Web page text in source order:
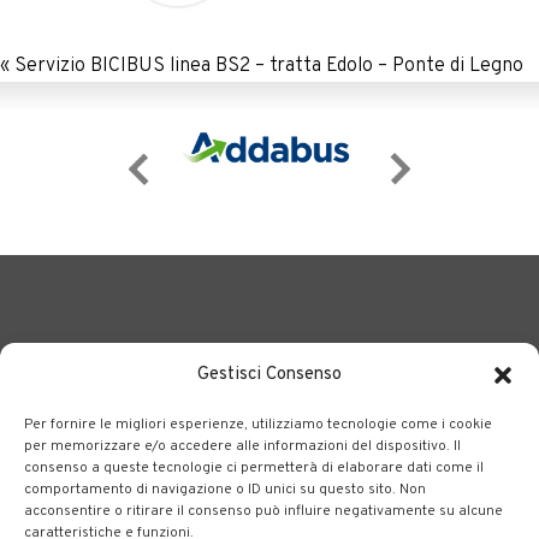
Gestisci Consenso
Per fornire le migliori esperienze, utilizziamo tecnologie come i cookie
per memorizzare e/o accedere alle informazioni del dispositivo. Il
consenso a queste tecnologie ci permetterà di elaborare dati come il
comportamento di navigazione o ID unici su questo sito. Non
acconsentire o ritirare il consenso può influire negativamente su alcune
caratteristiche e funzioni.
« Servizio BICIBUS linea BS2 – tratta Edolo – Ponte di Legno
BERGAMO TRASPORTI portale delle tre società Consortili
dedite al trasporto pubblico locale su tutto il territorio
bergamasco.